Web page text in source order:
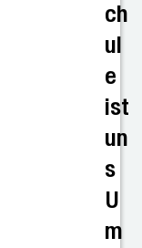
ch
ul
e
ist
un
s
U
m